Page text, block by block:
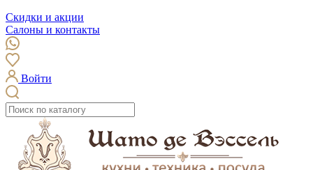
Скидки и акции
Салоны и контакты
Войти